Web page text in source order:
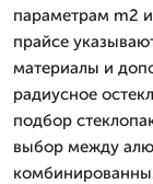
параметрам m2
прайсе
материалы и
радиусное
подбор
выбор между